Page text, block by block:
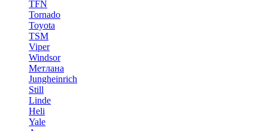
TFN
Tornado
Toyota
TSM
Viper
Windsor
Метлана
Jungheinrich
Still
Linde
Heli
Yale